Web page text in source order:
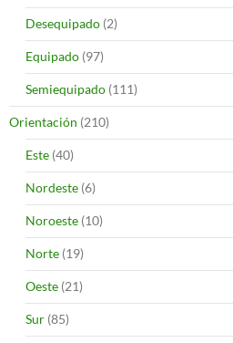
Desequipado (2)
Equipado (97)
Semiequipado (111)
Orientación (210)
Este (40)
Nordeste (6)
Noroeste (10)
Norte (19)
Oeste (21)
Sur (85)